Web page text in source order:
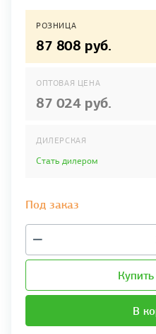
РОЗНИЦА
87 808 руб.
ОПТОВАЯ ЦЕНА
87 024 руб.
ДИЛЕРСКАЯ
Стать дилером
Под заказ
В